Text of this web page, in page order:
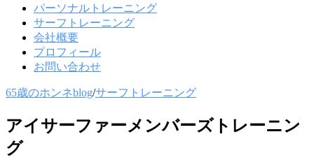
パーソナルトレーニング
サーフトレーニング
会社概要
プロフィール
お問い合わせ
65歳のホンネblog/サーフトレーニング
アイサーファーメンバーズトレーニン
グ